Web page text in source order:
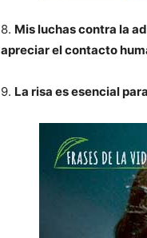
8. Mis luchas contra la
apreciar el contacto
9. La risa es esencial